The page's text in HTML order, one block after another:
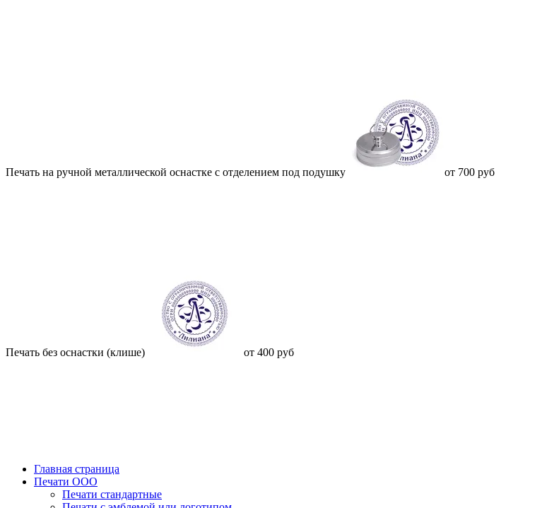
Печать на ручной металлической оснастке с отделением под подушку от 700 руб
Печать без оснастки (клише) от 400 руб
Главная страница
Печати ООО
Печати стандартные